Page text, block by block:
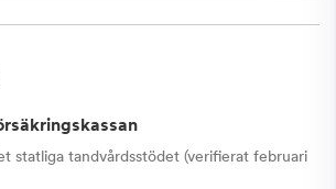
statliga tandvårdsstödet (verifierat februari